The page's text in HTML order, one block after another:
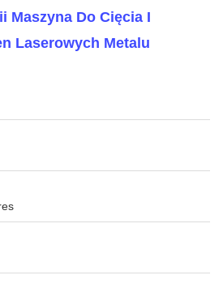
Maszyna Do Cięcia I
Laserowych Metalu